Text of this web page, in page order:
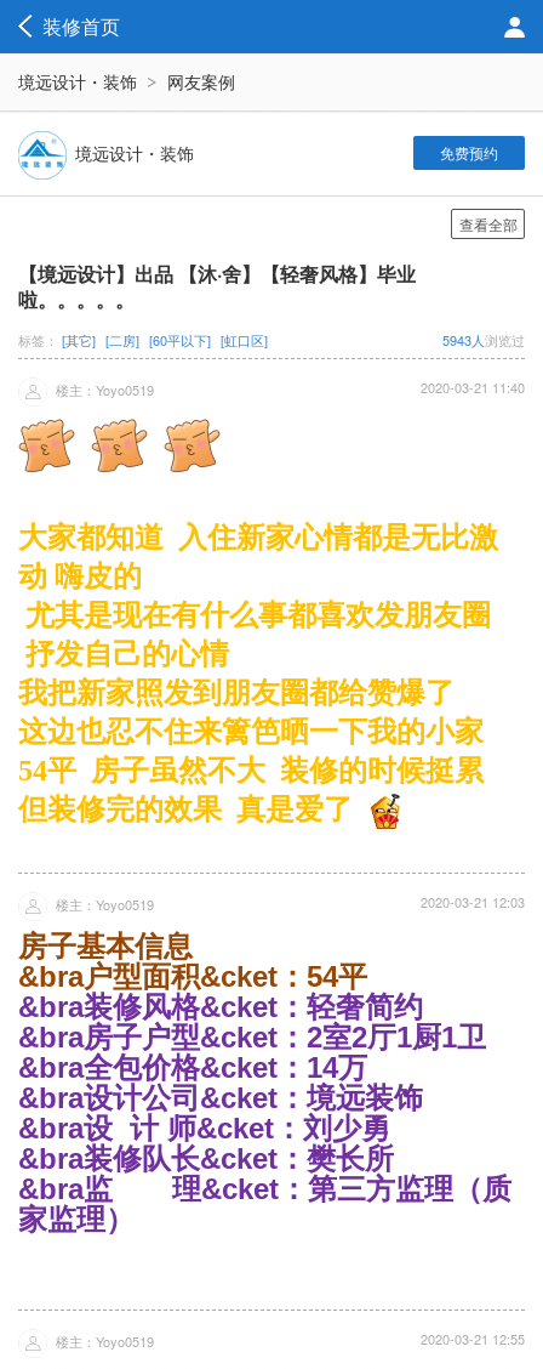
装修首页
境远设计・装饰 网友案例
境远设计・装饰 免费预约
查看全部
【境远设计】出品 【沐·舍】【轻奢风格】毕业
啦。。。。。
标签： [其它] [二房] [60平以下] [虹口区] 5943人浏览过
楼主：Yoyo0519 2020-03-21 11:40
大家都知道 入住新家心情都是无比激
动 嗨皮的
尤其是现在有什么事都喜欢发朋友圈
抒发自己的心情
我把新家照发到朋友圈都给赞爆了
这边也忍不住来篱笆晒一下我的小家
54平 房子虽然不大 装修的时候挺累
但装修完的效果 真是爱了
楼主：Yoyo0519 2020-03-21 12:03
房子基本信息
&bra户型面积&cket：54平
&bra装修风格&cket：轻奢简约
&bra房子户型&cket：2室2厅1厨1卫
&bra全包价格&cket：14万
&bra设计公司&cket：境远装饰
&bra设 计 师&cket：刘少勇
&bra装修队长&cket：樊长所
&bra监 理&cket：第三方监理（质
家监理）
楼主：Yoyo0519 2020-03-21 12:55